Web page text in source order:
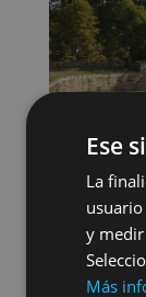
Ese
La
y
Más